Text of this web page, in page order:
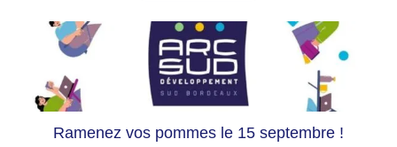
Ramenez vos pommes le 15 septembre !